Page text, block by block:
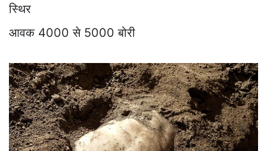
स्थिर
आवक 4000 से 5000 बोरी